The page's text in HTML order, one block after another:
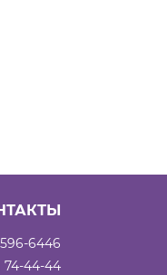
596-6446
74-44-44